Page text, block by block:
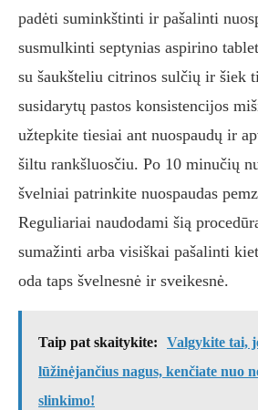
padėti suminkštinti ir pašalinti
susmulkinti septynias aspirino
su šaukšteliu citrinos sulčių ir šiek
susidarytų pastos konsistencijos
užtepkite tiesiai ant nuospaudų ir
šiltu rankšluosčiu. Po 10 minučių
švelniai patrinkite nuospaudas
Reguliariai naudodami šią
sumažinti arba visiškai pašalinti
oda taps švelnesnė ir sveikesnė.
Taip pat skaitykite:
Valgykite tai,
lūžinėjančius nagus, kenčiate nuo
slinkimo!